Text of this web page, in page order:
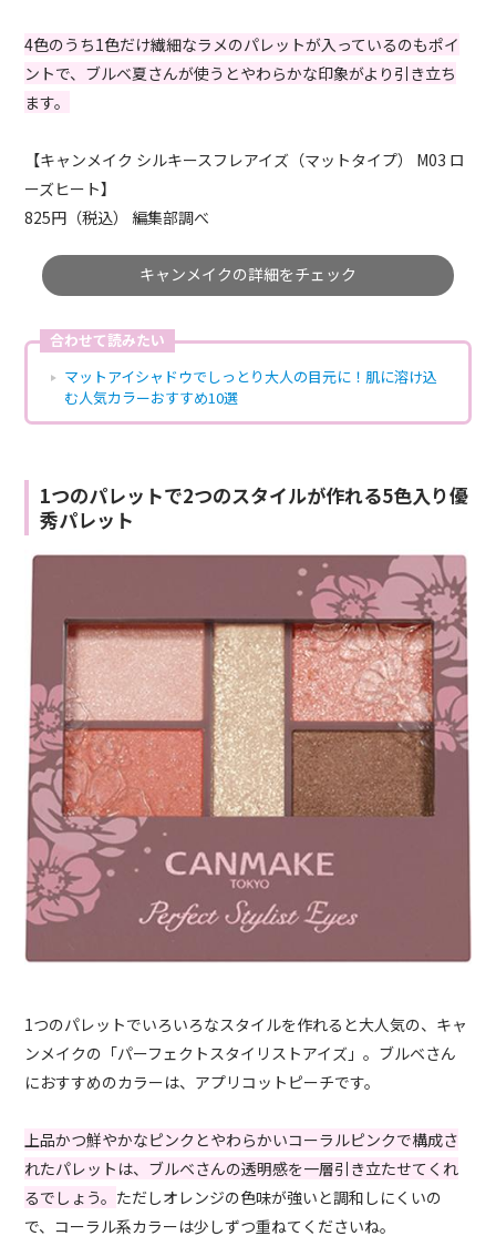
4色のうち1色だけ繊細なラメのパレットが入っているのもポイ
ントで、ブルベ夏さんが使うとやわらかな印象がより引き立ち
ます。
【キャンメイク シルキースフレアイズ（マットタイプ） M03 ロ
ーズヒート】
825円（税込） 編集部調べ
キャンメイクの詳細をチェック
合わせて読みたい
マットアイシャドウでしっとり大人の目元に！肌に溶け込
む人気カラーおすすめ10選
1つのパレットで2つのスタイルが作れる5色入り優
秀パレット
1つのパレットでいろいろなスタイルを作れると大人気の、キャ
ンメイクの「パーフェクトスタイリストアイズ」。ブルベさん
におすすめのカラーは、アプリコットピーチです。
上品かつ鮮やかなピンクとやわらかいコーラルピンクで構成さ
れたパレットは、ブルベさんの透明感を一層引き立たせてくれ
るでしょう。 ただしオレンジの色味が強いと調和しにくいの
で、コーラル系カラーは少しずつ重ねてくださいね。